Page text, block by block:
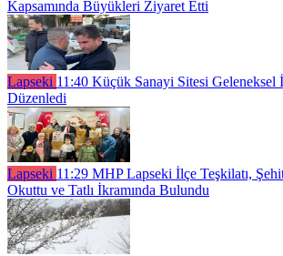
Kapsamında Büyükleri Ziyaret Etti
Lapseki 11:40 Küçük Sanayi Sitesi Geleneksel
Düzenledi
Lapseki 11:29 MHP Lapseki İlçe Teşkilatı,
Okuttu ve Tatlı İkramında Bulundu